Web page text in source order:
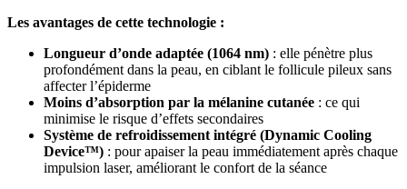
Les avantages de cette technologie :
Longueur d’onde adaptée (1064 nm) : elle pénètre plus
profondément dans la peau, en ciblant le follicule pileux sans
affecter l’épiderme
Moins d’absorption par la mélanine cutanée : ce qui
minimise le risque d’effets secondaires
Système de refroidissement intégré (Dynamic Cooling
Device™) : pour apaiser la peau immédiatement après chaque
impulsion laser, améliorant le confort de la séance